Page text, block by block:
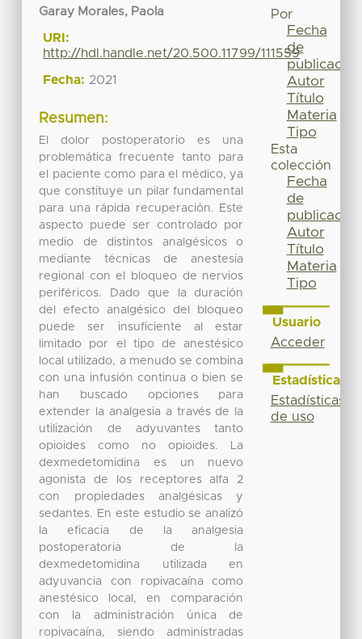
Garay Morales, Paola
URI:
http://hdl.handle.net/20.500.11799/111559
Fecha: 2021
Resumen:
El dolor postoperatorio es una
problemática frecuente tanto para
el paciente como para el médico, ya
que constituye un pilar fundamental
para una rápida recuperación. Este
aspecto puede ser controlado por
medio de distintos analgésicos o
mediante técnicas de anestesia
regional con el bloqueo de nervios
periféricos. Dado que la duración
del efecto analgésico del bloqueo
puede ser insuficiente al estar
limitado por el tipo de anestésico
local utilizado, a menudo se combina
con una infusión continua o bien se
han buscado opciones para
extender la analgesia a través de la
utilización de adyuvantes tanto
opioides como no opioides. La
dexmedetomidina es un nuevo
agonista de los receptores alfa 2
con propiedades analgésicas y
sedantes. En este estudio se analizó
la eficacia de la analgesia
postoperatoria de la
dexmedetomidina utilizada en
adyuvancia con ropivacaína como
anestésico local, en comparación
con la administración única de
ropivacaína, siendo administradas
Por
Fecha
de
publicación
Autor
Título
Materia
Tipo
Esta
colección
Fecha
de
publicación
Autor
Título
Materia
Tipo
Usuario
Acceder
Estadísticas
Estadísticas
de uso